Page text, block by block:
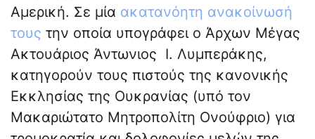
Αμερική. Σε μία ακατανόητη ανακοίνωσή
τους την οποία υπογράφει ο Άρχων Μέγας
Ακτουάριος Άντωνιος Ι. Λυμπεράκης,
κατηγορούν τους πιστούς της κανονικής
Εκκλησίας της Ουκρανίας (υπό τον
Μακαριώτατο Μητροπολίτη Ονούφριο) για